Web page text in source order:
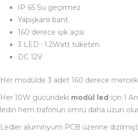
IP 65 Su geçirmez
Yapışkanlı bant
160 derece ışık açısı
3 LED : 1.2Watt tüketim
DC 12V
Her modülde 3 adet 160 derece
Her 10W gücündeki modül led için 1
ledin hem trafonun ömrü daha uzun
Ledler aluminyum PCB üzerine